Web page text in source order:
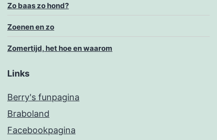
Zo baas zo hond?
Zoenen en zo
Zomertijd, het hoe en waarom
Links
Berry's funpagina
Braboland
Facebookpagina